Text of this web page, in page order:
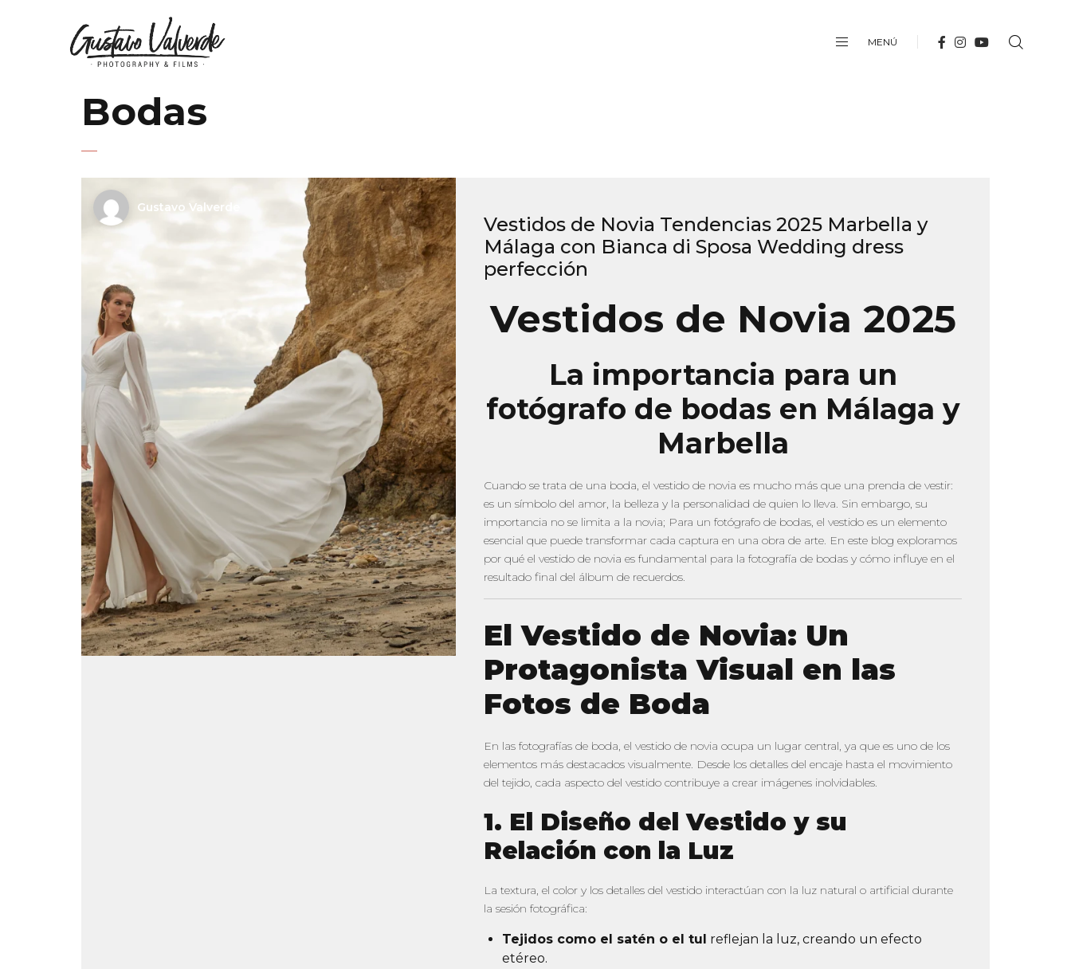
MENÚ
Bodas
Gustavo Valverde
Vestidos de Novia Tendencias 2025 Marbella y
Málaga con Bianca di Sposa Wedding dress
perfección
Vestidos de Novia 2025
La importancia para un
fotógrafo de bodas en Málaga y
Marbella
Cuando se trata de una boda, el vestido de novia es mucho más que una prenda de vestir:
es un símbolo del amor, la belleza y la personalidad de quien lo lleva. Sin embargo, su
importancia no se limita a la novia; Para un fotógrafo de bodas, el vestido es un elemento
esencial que puede transformar cada captura en una obra de arte. En este blog exploramos
por qué el vestido de novia es fundamental para la fotografía de bodas y cómo influye en el
resultado final del álbum de recuerdos.
El Vestido de Novia: Un
Protagonista Visual en las
Fotos de Boda
En las fotografías de boda, el vestido de novia ocupa un lugar central, ya que es uno de los
elementos más destacados visualmente. Desde los detalles del encaje hasta el movimiento
del tejido, cada aspecto del vestido contribuye a crear imágenes inolvidables.
1. El Diseño del Vestido y su
Relación con la Luz
La textura, el color y los detalles del vestido interactúan con la luz natural o artificial durante
la sesión fotográfica:
Tejidos como el satén o el tul reflejan la luz, creando un efecto
etéreo.